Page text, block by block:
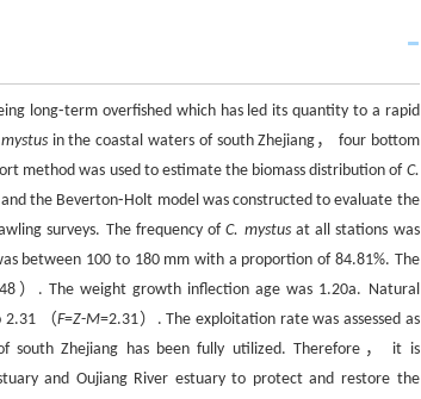
long⁃term overfished which has led its quantity to a rapid
in the coastal waters of south Zhejiang， four bottom
method was used to estimate the biomass distribution of C.
the Beverton⁃Holt model was constructed to evaluate the
surveys. The frequency ofC. mystusat all stations was
between 100 to 180 mm with a proportion of 84.81%. The
）. The weight growth inflection age was 1.20a. Natural
2.31 （F=Z-M=2.31）. The exploitation rate was assessed as
south Zhejiang has been fully utilized. Therefore， it is
and Oujiang River estuary to protect and restore the